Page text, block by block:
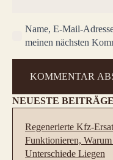
Name, E-Mail-
meinen nächsten
NEUESTE BEITRÄGE
Regenerierte Kfz-
Funktionieren,
Unterschiede Liegen